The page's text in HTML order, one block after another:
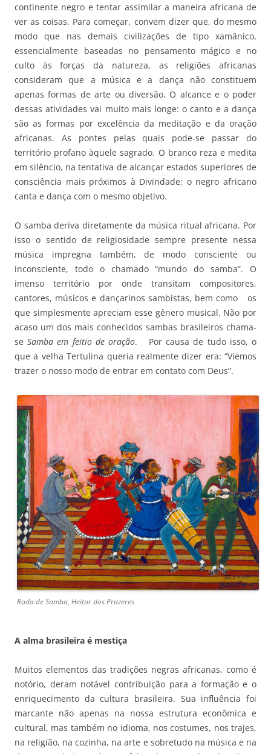
continente negro e tentar assimilar a maneira africana de
ver as coisas. Para começar, convem dizer que, do mesmo
modo que nas demais civilizações de tipo xamânico,
essencialmente baseadas no pensamento mágico e no
culto às forças da natureza, as religiões africanas
consideram que a música e a dança não constituem
apenas formas de arte ou diversão. O alcance e o poder
dessas atividades vai muito mais longe: o canto e a dança
são as formas por excelência da meditação e da oração
africanas. As pontes pelas quais pode-se passar do
território profano àquele sagrado. O branco reza e medita
em silêncio, na tentativa de alcançar estados superiores de
consciência mais próximos à Divindade; o negro africano
canta e dança com o mesmo objetivo.
O samba deriva diretamente da música ritual africana. Por
isso o sentido de religiosidade sempre presente nessa
música impregna também, de modo consciente ou
inconsciente, todo o chamado “mundo do samba”. O
imenso território por onde transitam compositores,
cantores, músicos e dançarinos sambistas, bem como os
que simplesmente apreciam esse gênero musical. Não por
acaso um dos mais conhecidos sambas brasileiros chama-
seSamba em feitio de oração. Por causa de tudo isso, o
que a velha Tertulina queria realmente dizer era: “Viemos
trazer o nosso modo de entrar em contato com Deus”.
Roda de Samba, Heitor dos Prazeres
A alma brasileira é mestiça
Muitos elementos das tradições negras africanas, como é
notório, deram notável contribuição para a formação e o
enriquecimento da cultura brasileira. Sua influência foi
marcante não apenas na nossa estrutura econômica e
cultural, mas também no idioma, nos costumes, nos trajes,
na religião, na cozinha, na arte e sobretudo na música e na